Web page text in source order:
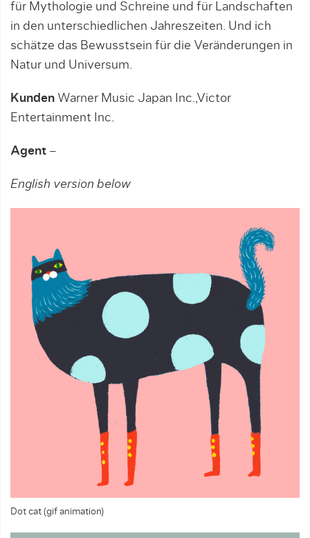
für Mythologie und Schreine und für Landschaften
in den unterschiedlichen Jahreszeiten. Und ich
schätze das Bewusstsein für die Veränderungen in
Natur und Universum.
Kunden Warner Music Japan Inc.,Victor
Entertainment Inc.
Agent –
English version below
Dot cat (gif animation)